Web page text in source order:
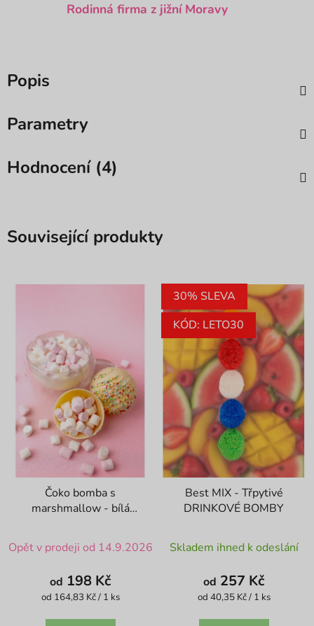
Rodinná firma z jižní Moravy
Popis
Parametry
Hodnocení (4)
Související produkty
Čoko bomba s
marshmallow - bílá
hodnocení
produktu
je
Opět v prodeji od 14.9.2026
od 198 Kč
Měrná
od 164,83 Kč / 1 ks
30% SLEVA
KÓD: LETO30
Best MIX - Třpytivé
DRINKOVÉ BOMBY
hodnocení
produktu
je
Skladem ihned k odeslání
od 257 Kč
Měrná
od 40,35 Kč / 1 ks